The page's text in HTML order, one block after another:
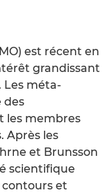
est récent en
grandissant
méta‐
des
les membres
Après les
et Brunsson
scientifique
contours et